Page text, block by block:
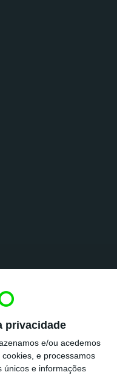
privacidade
e/ou acedemos
e processamos
únicos e informações